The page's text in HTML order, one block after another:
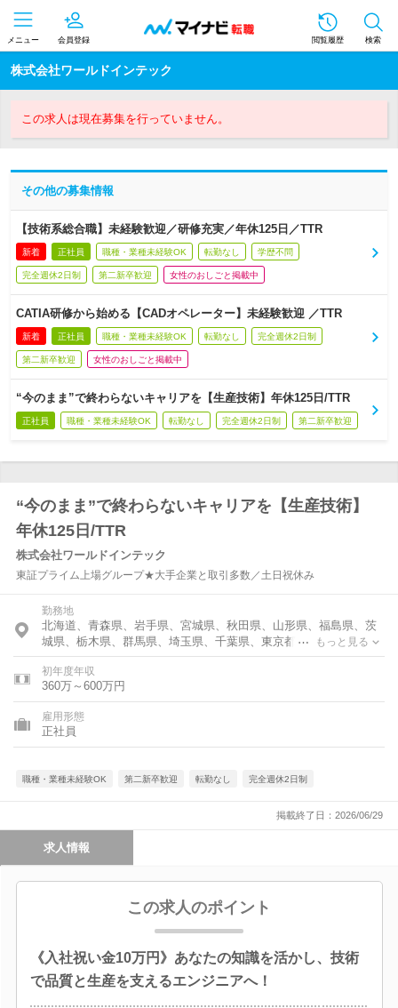
メニュー 会員登録 閲覧履歴 検索
株式会社ワールドインテック
この求人は現在募集を行っていません。
その他の募集情報
【技術系総合職】未経験歓迎／研修充実／年休125日／TTR
新着 正社員 職種・業種未経験OK 転勤なし 学歴不問
完全週休2日制 第二新卒歓迎 女性のおしごと掲載中
CATIA研修から始める【CADオペレーター】未経験歓迎 ／TTR
新着 正社員 職種・業種未経験OK 転勤なし 完全週休2日制
第二新卒歓迎 女性のおしごと掲載中
“今のまま”で終わらないキャリアを【生産技術】年休125日/TTR
正社員 職種・業種未経験OK 転勤なし 完全週休2日制 第二新卒歓迎
“今のまま”で終わらないキャリアを【生産技術】
年休125日/TTR
株式会社ワールドインテック
東証プライム上場グループ★大手企業と取引多数／土日祝休み
勤務地
北海道、青森県、岩手県、宮城県、秋田県、山形県、福島県、茨
城県、栃木県、群馬県、埼玉県、千葉県、東京都、神奈川県、富
山県、石川県、福井県、新潟県、山梨県、長野県、岐阜県、静岡
県、愛知県、三重県、滋賀県、京都府、大阪府、兵庫県、奈良
県、和歌山県、鳥取県、島根県、岡山県、広島県、山口県、徳島
県、香川県、愛媛県、高知県、福岡県、佐賀県、長崎県、熊本
県、大分県、宮崎県、鹿児島県
もっと見る
初年度年収
360万～600万円
雇用形態
正社員
職種・業種未経験OK 第二新卒歓迎 転勤なし 完全週休2日制
掲載終了日：2026/06/29
求人情報
この求人のポイント
《入社祝い金10万円》あなたの知識を活かし、技術
で品質と生産を支えるエンジニアへ！